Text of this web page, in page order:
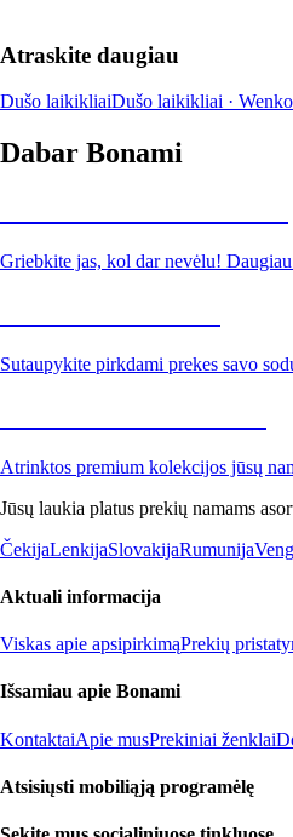
Atraskite daugiau
Dušo laikikliaiDušo laikikliai · Wenko
Dabar Bonami
Griebkite jas, kol dar nevėlu!
Sutaupykite pirkdami prekes savo
Atrinktos premium kolekcijos jūsų
Jūsų laukia platus prekių namams
ČekijaLenkijaSlovakijaRumunija
Aktuali informacija
Viskas apie apsipirkimąPrekių
Išsamiau apie Bonami
KontaktaiApie musPrekiniai ženklai
Atsisiųsti mobiliąją programėlę